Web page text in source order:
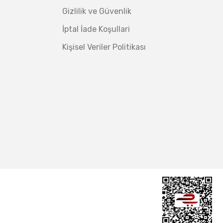
Gizlilik ve Güvenlik
İptal İade Koşullari
Kişisel Veriler Politikası